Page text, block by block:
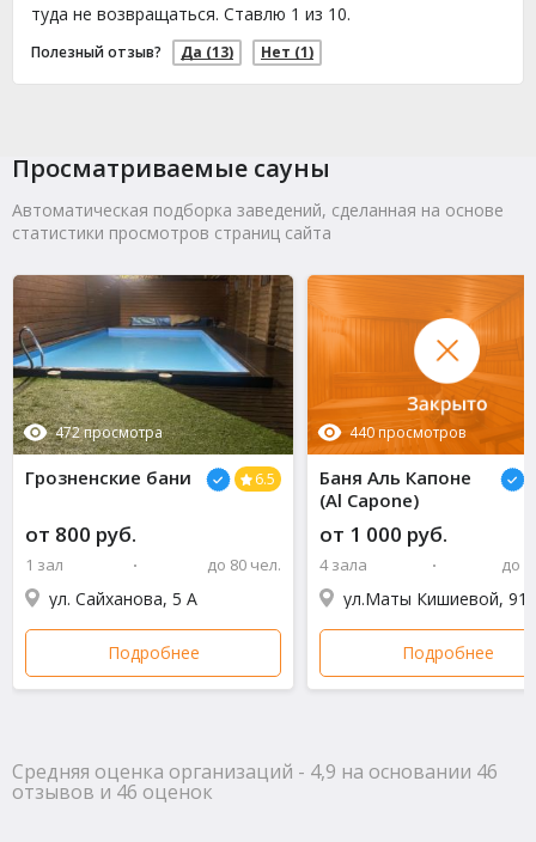
туда не возвращаться. Ставлю 1 из 10.
Полезный отзыв? Да (13) Нет (1)
Просматриваемые сауны
Автоматическая подборка заведений, сделанная на основе
статистики просмотров страниц сайта
472 просмотра
6.5
Грозненские бани
от 800 руб.
1 зал до 80 чел.
ул. Сайханова, 5 А
Подробнее
440 просмотров
Баня Аль Капоне
(Al Capone)
от 1 000 руб.
4 зала до
ул.Маты Кишиевой, 91
Подробнее
Средняя оценка организаций - 4,9 на основании 46
отзывов и 46 оценок